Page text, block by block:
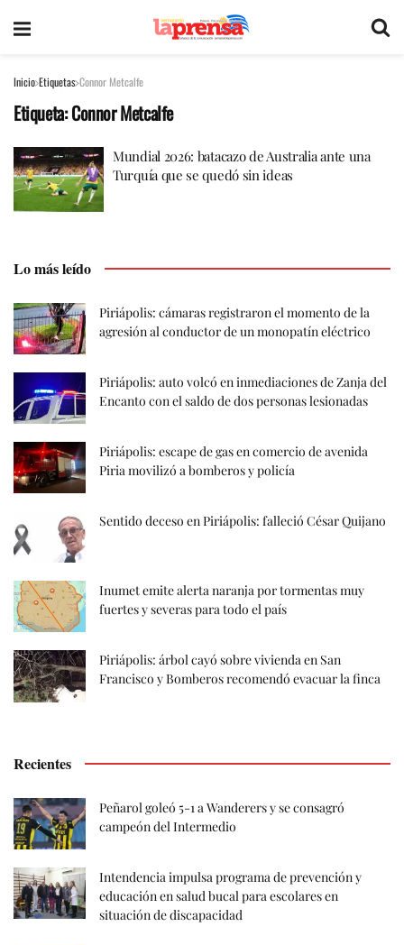
Inicio Etiquetas Connor Metcalfe
Etiqueta:Connor Metcalfe
Mundial 2026: batacazo de Australia ante una
Turquía que se quedó sin ideas
Lo más leído
Piriápolis: cámaras registraron el momento de la
agresión al conductor de un monopatín eléctrico
Piriápolis: auto volcó en inmediaciones de Zanja del
Encanto con el saldo de dos personas lesionadas
Piriápolis: escape de gas en comercio de avenida
Piria movilizó a bomberos y policía
Sentido deceso en Piriápolis: falleció César Quijano
Inumet emite alerta naranja por tormentas muy
fuertes y severas para todo el país
Piriápolis: árbol cayó sobre vivienda en San
Francisco y Bomberos recomendó evacuar la finca
Recientes
Peñarol goleó 5-1 a Wanderers y se consagró
campeón del Intermedio
Intendencia impulsa programa de prevención y
educación en salud bucal para escolares en
situación de discapacidad